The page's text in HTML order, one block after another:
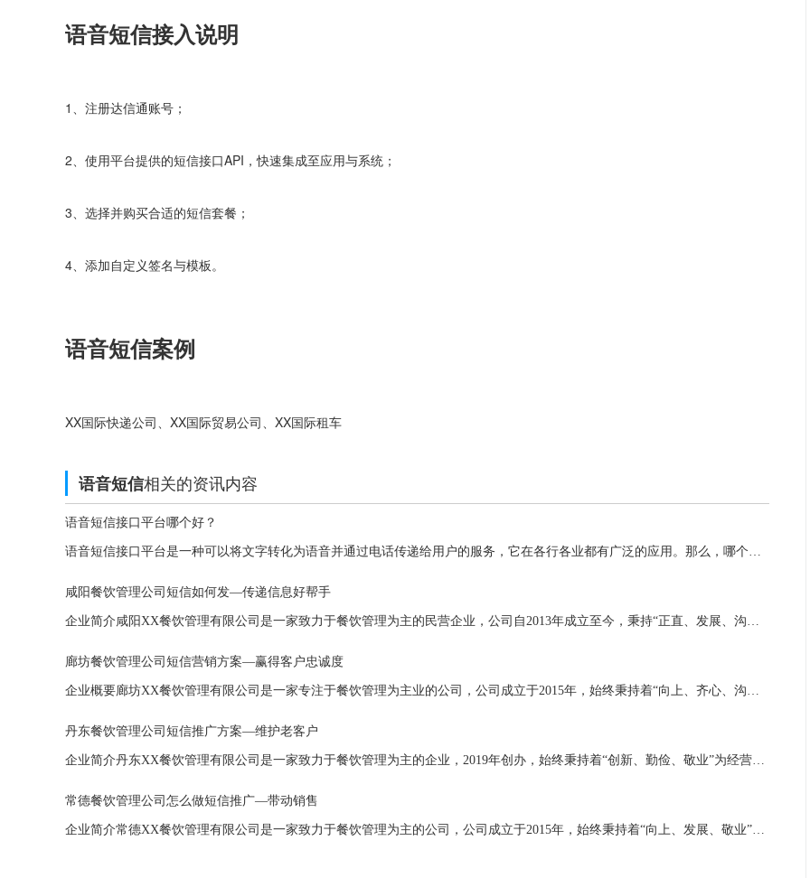
语音短信接入说明
1、注册达信通账号；
2、使用平台提供的短信接口API，快速集成至应用与系统；
3、选择并购买合适的短信套餐；
4、添加自定义签名与模板。
语音短信案例
XX国际快递公司、XX国际贸易公司、XX国际租车
语音短信相关的资讯内容
语音短信接口平台哪个好？
语音短信接口平台是一种可以将文字转化为语音并通过电话传递给用户的服务，它在各行各业都有广泛的应用。那么，哪个语音短信接口平台更好呢？ 一、语音短信接口平台哪个好？ 首先，我们来看一下A平台。A平台是一家知名的语音短信接...
咸阳餐饮管理公司短信如何发—传递信息好帮手
企业简介咸阳XX餐饮管理有限公司是一家致力于餐饮管理为主的民营企业，公司自2013年成立至今，秉持“正直、发展、沟通”的宗旨，企业定位于一切从客户需求出发，牢固树立了服务高标准。公司拥有完善的售后服务体系、设立专业跟踪团...
廊坊餐饮管理公司短信营销方案—赢得客户忠诚度
企业概要廊坊XX餐饮管理有限公司是一家专注于餐饮管理为主业的公司，公司成立于2015年，始终秉持着“向上、齐心、沟通”为经营方针，不断创新管理模式和服务方式，牢固树立了服务高标准。公司拥有完善的售后服务体系、经验丰富的服...
丹东餐饮管理公司短信推广方案—维护老客户
企业简介丹东XX餐饮管理有限公司是一家致力于餐饮管理为主的企业，2019年创办，始终秉持着“创新、勤俭、敬业”为经营方针，以企业定位为标准，并建立了一套行之有效和完善的服务机制。公司有高度透明的管理程序、高效的状况处理能...
常德餐饮管理公司怎么做短信推广—带动销售
企业简介常德XX餐饮管理有限公司是一家致力于餐饮管理为主的公司，公司成立于2015年，始终秉持着“向上、发展、敬业”的宗旨，凭借多年行业经验，并建立了一套行之有效和完善的服务机制。公司具有完善的售后服务体系、定时安排人员...